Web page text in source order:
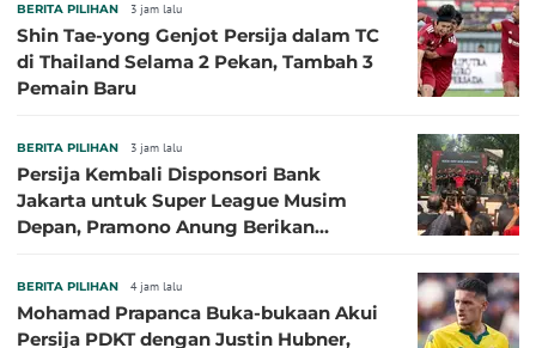
BERITA PILIHAN 3 jam lalu
Shin Tae-yong Genjot Persija dalam TC
di Thailand Selama 2 Pekan, Tambah 3
Pemain Baru
BERITA PILIHAN 3 jam lalu
Persija Kembali Disponsori Bank
Jakarta untuk Super League Musim
Depan, Pramono Anung Berikan
BERITA PILIHAN 4 jam lalu
Mohamad Prapanca Buka-bukaan Akui
Persija PDKT dengan Justin Hubner,